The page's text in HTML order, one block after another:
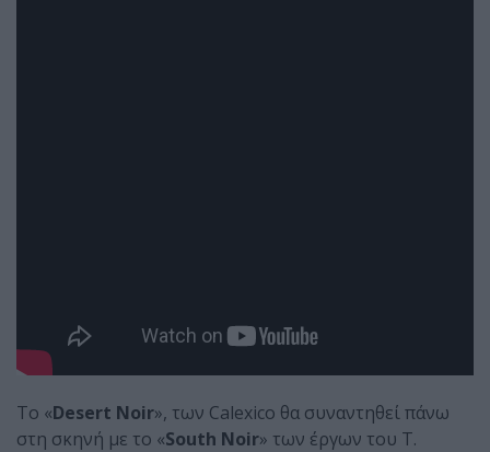
Το «Desert Noir», των Calexico θα συναντηθεί πάνω
στη σκηνή με το «South Noir» των έργων του T.